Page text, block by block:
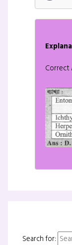
Correct
Search for: